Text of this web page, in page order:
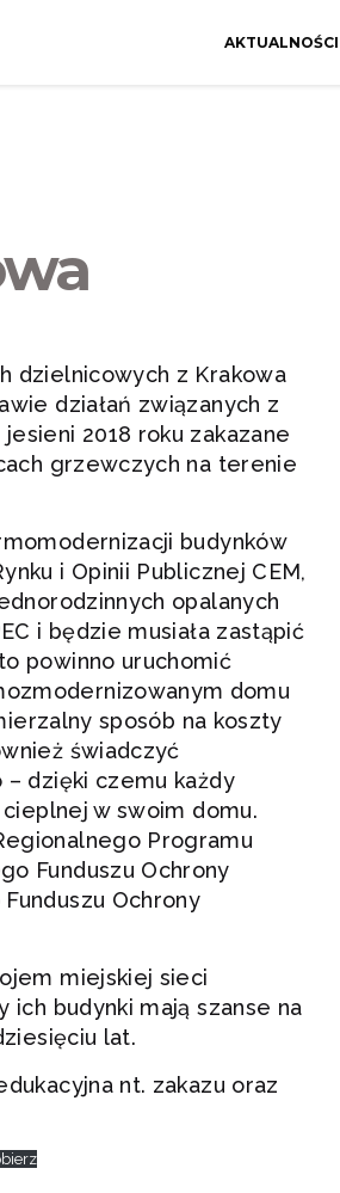
AKTUALNOŚCI
dzielnicowych z Krakowa
działań związanych z
2018 roku zakazane
grzewczych na terenie
budynków
i Opinii Publicznej CEM,
opalanych
i będzie musiała zastąpić
powinno uruchomić
domu
sposób na koszty
świadczyć
dzięki czemu każdy
w swoim domu.
Programu
Funduszu Ochrony
Ochrony
miejskiej sieci
budynki mają szanse na
lat.
nt. zakazu oraz